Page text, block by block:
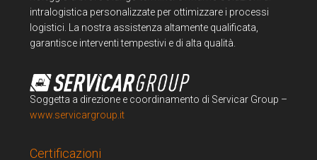
intralogistica personalizzate per ottimizzare i processi
logistici. La nostra assistenza altamente qualificata,
garantisce interventi tempestivi e di alta qualità.
Soggetta a direzione e coordinamento di Servicar Group –
www.servicargroup.it
Certificazioni